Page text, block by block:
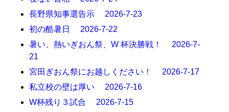
長野県知事選告示 2026-7-23
初の酷暑日 2026-7-22
暑い、熱いぎおん祭、W 杯決勝戦！ 2026-7-
21
宮田ぎおん祭にお越しください！ 2026-7-17
私立校の壁は厚い 2026-7-16
W杯残り３試合 2026-7-15